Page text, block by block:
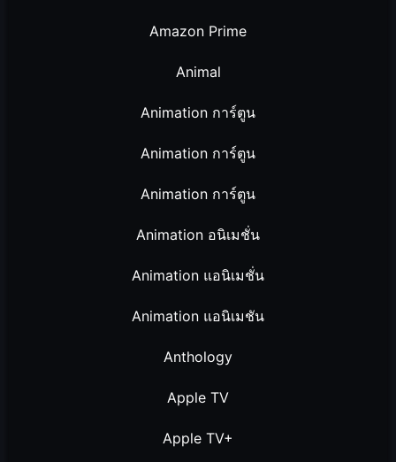
Amazon Prime
Animal
Animation การ์ตูน
Animation การ์ตูน
Animation การ์ตูน
Animation อนิเมชั่น
Animation แอนิเมชั่น
Animation แอนิเมชัน
Anthology
Apple TV
Apple TV+